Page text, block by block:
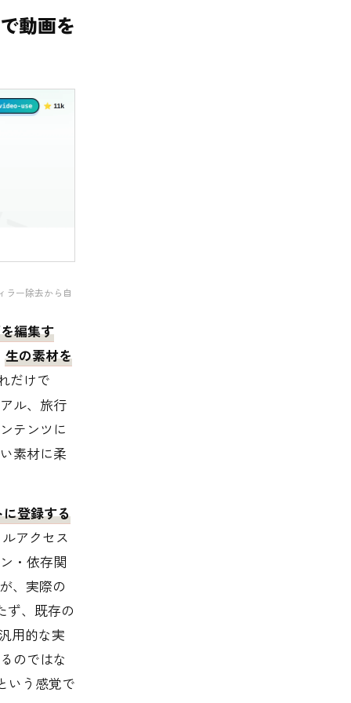
動画を
ラー除去から自
編集す
生の素材を
だけで
ル、旅行
テンツに
素材に柔
登録する
アクセス
・依存関
、実際の
ず、既存の
用的な実
のではな
いう感覚で